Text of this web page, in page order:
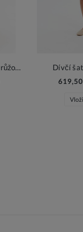
Dívčí